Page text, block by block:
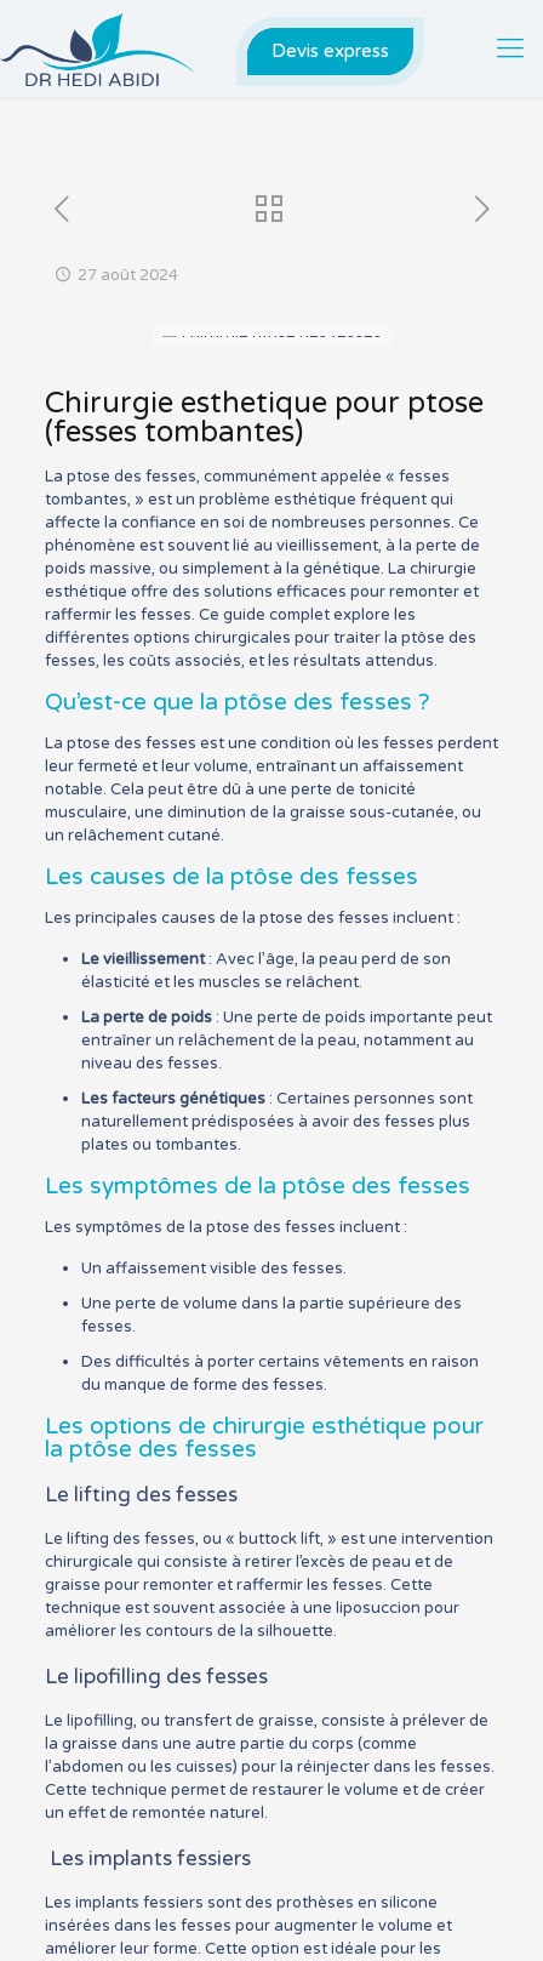
Devis express
27 août 2024
Chirurgie esthetique pour ptose
(fesses tombantes)
La ptose des fesses, communément appelée « fesses
tombantes, » est un problème esthétique fréquent qui
affecte la confiance en soi de nombreuses personnes. Ce
phénomène est souvent lié au vieillissement, à la perte de
poids massive, ou simplement à la génétique. La chirurgie
esthétique offre des solutions efficaces pour remonter et
raffermir les fesses. Ce guide complet explore les
différentes options chirurgicales pour traiter la ptôse des
fesses, les coûts associés, et les résultats attendus.
Qu’est-ce que la ptôse des fesses ?
La ptose des fesses est une condition où les fesses perdent
leur fermeté et leur volume, entraînant un affaissement
notable. Cela peut être dû à une perte de tonicité
musculaire, une diminution de la graisse sous-cutanée, ou
un relâchement cutané.
Les causes de la ptôse des fesses
Les principales causes de la ptose des fesses incluent :
Le vieillissement: Avec l’âge, la peau perd de son
élasticité et les muscles se relâchent.
La perte de poids: Une perte de poids importante peut
entraîner un relâchement de la peau, notamment au
niveau des fesses.
Les facteurs génétiques: Certaines personnes sont
naturellement prédisposées à avoir des fesses plus
plates ou tombantes.
Les symptômes de la ptôse des fesses
Les symptômes de la ptose des fesses incluent :
Un affaissement visible des fesses.
Une perte de volume dans la partie supérieure des
fesses.
Des difficultés à porter certains vêtements en raison
du manque de forme des fesses.
Les options de chirurgie esthétique pour
la ptôse des fesses
Le lifting des fesses
Le lifting des fesses, ou « buttock lift, » est une intervention
chirurgicale qui consiste à retirer l’excès de peau et de
graisse pour remonter et raffermir les fesses. Cette
technique est souvent associée à une liposuccion pour
améliorer les contours de la silhouette.
Le lipofilling des fesses
Le lipofilling, ou transfert de graisse, consiste à prélever de
la graisse dans une autre partie du corps (comme
l’abdomen ou les cuisses) pour la réinjecter dans les fesses.
Cette technique permet de restaurer le volume et de créer
un effet de remontée naturel.
Les implants fessiers
Les implants fessiers sont des prothèses en silicone
insérées dans les fesses pour augmenter le volume et
améliorer leur forme. Cette option est idéale pour les